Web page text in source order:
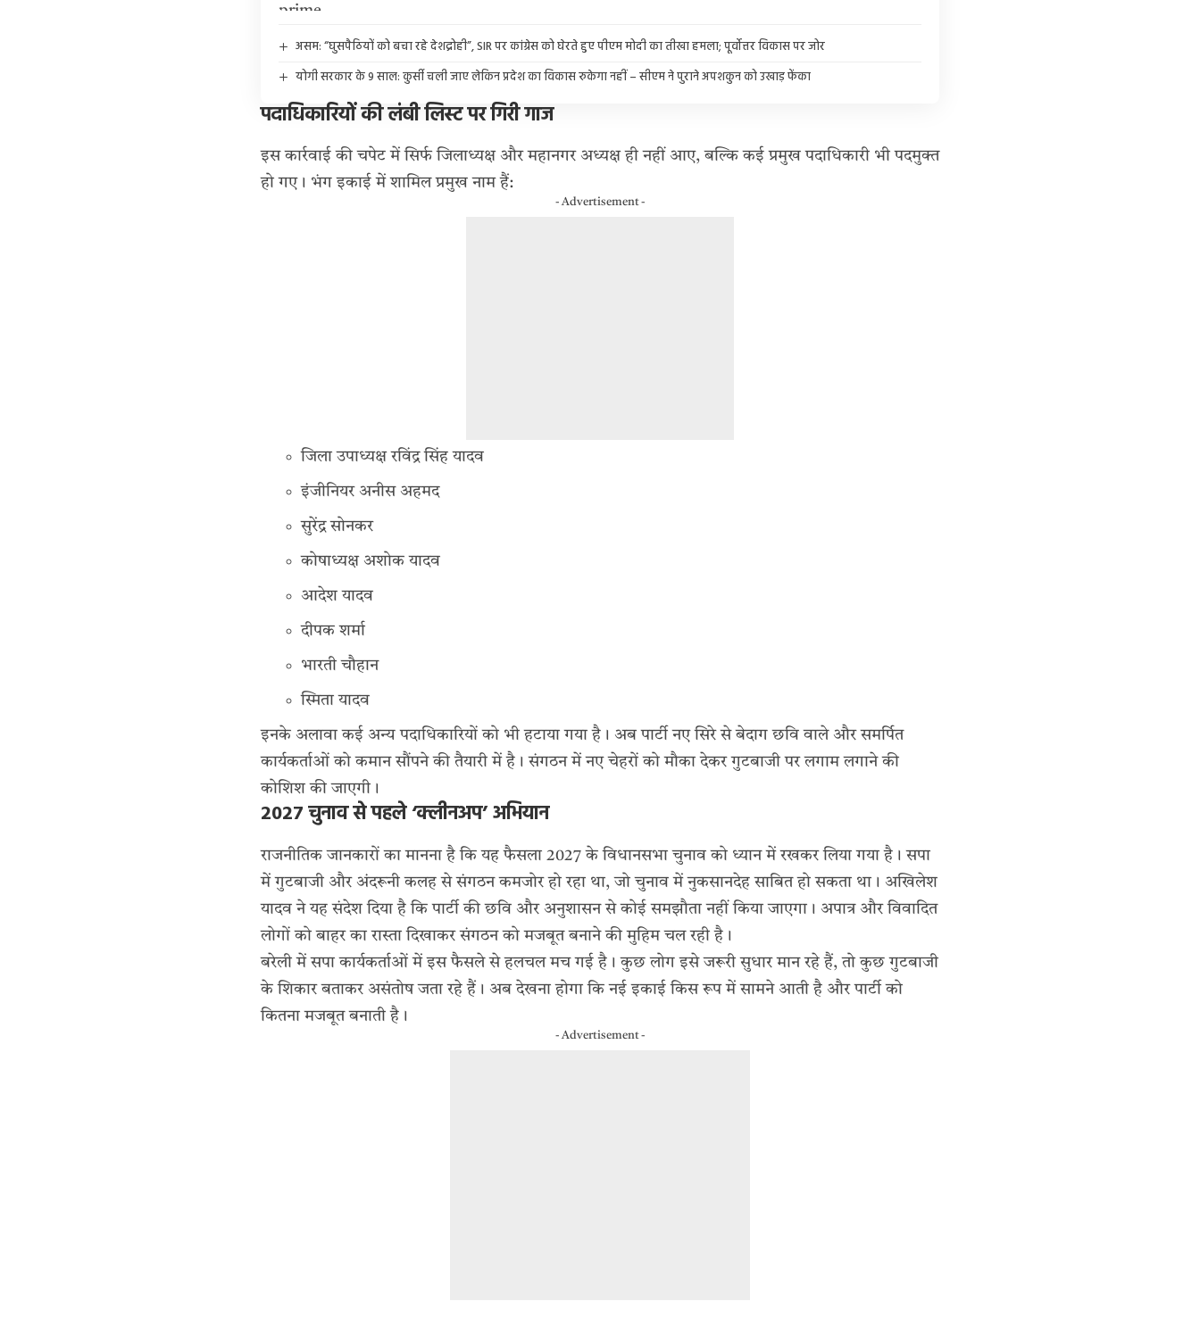
असम: “घुसपैठियों को बचा रहे देशद्रोही”, SIR पर कांग्रेस को घेरते हुए पीएम मोदी का तीखा हमला; पूर्वोत्तर विकास पर जोर
योगी सरकार के 9 साल: कुर्सी चली जाए लेकिन प्रदेश का विकास रुकेगा नहीं – सीएम ने पुराने अपशकुन को उखाड़ फेंका
पदाधिकारियों की लंबी लिस्ट पर गिरी गाज
इस कार्रवाई की चपेट में सिर्फ जिलाध्यक्ष और महानगर अध्यक्ष ही नहीं आए, बल्कि कई प्रमुख पदाधिकारी भी पदमुक्त
हो गए। भंग इकाई में शामिल प्रमुख नाम हैं:
- Advertisement -
जिला उपाध्यक्ष रविंद्र सिंह यादव
इंजीनियर अनीस अहमद
सुरेंद्र सोनकर
कोषाध्यक्ष अशोक यादव
आदेश यादव
दीपक शर्मा
भारती चौहान
स्मिता यादव
इनके अलावा कई अन्य पदाधिकारियों को भी हटाया गया है। अब पार्टी नए सिरे से बेदाग छवि वाले और समर्पित
कार्यकर्ताओं को कमान सौंपने की तैयारी में है। संगठन में नए चेहरों को मौका देकर गुटबाजी पर लगाम लगाने की
कोशिश की जाएगी।
2027 चुनाव से पहले ‘क्लीनअप’ अभियान
राजनीतिक जानकारों का मानना है कि यह फैसला 2027 के विधानसभा चुनाव को ध्यान में रखकर लिया गया है। सपा
में गुटबाजी और अंदरूनी कलह से संगठन कमजोर हो रहा था, जो चुनाव में नुकसानदेह साबित हो सकता था। अखिलेश
यादव ने यह संदेश दिया है कि पार्टी की छवि और अनुशासन से कोई समझौता नहीं किया जाएगा। अपात्र और विवादित
लोगों को बाहर का रास्ता दिखाकर संगठन को मजबूत बनाने की मुहिम चल रही है।
बरेली में सपा कार्यकर्ताओं में इस फैसले से हलचल मच गई है। कुछ लोग इसे जरूरी सुधार मान रहे हैं, तो कुछ गुटबाजी
के शिकार बताकर असंतोष जता रहे हैं। अब देखना होगा कि नई इकाई किस रूप में सामने आती है और पार्टी को
कितना मजबूत बनाती है।
- Advertisement -